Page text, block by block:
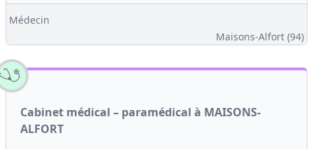
Médecin
Maisons-Alfort (94)
Cabinet médical – paramédical à MAISONS-
ALFORT